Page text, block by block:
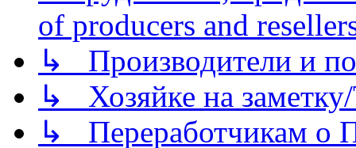
of producers and
↳ Производители и
↳ Хозяйке на
↳ Переработчикам о